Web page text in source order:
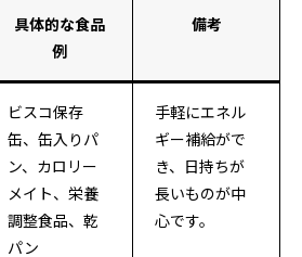
具体的な食品
例
備考
ビスコ保存
缶、缶入りパ
ン、カロリー
メイト、栄養
調整食品、乾
パン
手軽にエネル
ギー補給がで
き、日持ちが
長いものが中
心です。